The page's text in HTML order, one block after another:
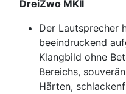
DreiZwo MKII
Der Lautsprecher
beeindruckend
Klangbild ohne
Bereichs,
Härten,